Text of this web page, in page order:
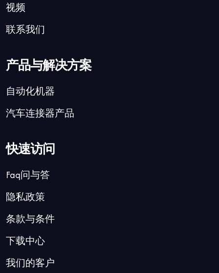
视频
联系我们
产品与解决方案
自动化机器
汽车连接器产品
快速访问
Faq问与答
隐私政策
条款与条件
下载中心
我们的客户